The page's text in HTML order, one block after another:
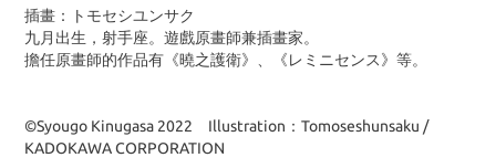
插畫：トモセシユンサク
九月出生，射手座。遊戲原畫師兼插畫家。
擔任原畫師的作品有《曉之護衛》、《レミニセンス》等。
©Syougo Kinugasa 2022 Illustration：Tomoseshunsaku /
KADOKAWA CORPORATION